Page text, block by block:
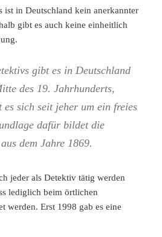
ist in Deutschland kein anerkannter
gibt es auch keine einheitlich
gibt es in Deutschland
des 19. Jahrhunderts,
sich seit jeher um ein freies
dafür bildet die
dem Jahre 1869.
jeder als Detektiv tätig werden
lediglich beim örtlichen
werden. Erst 1998 gab es eine